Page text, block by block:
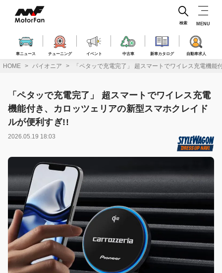
ス
車ニュース チューニング イベント 中古車 新車カタログ 自動車求人
検索 MENU
HOME パイオニア 「ペタッで充電完了」 超スマートでワイレス充電機
「ペタッで充電完了」 超スマートでワイレス充電
機能付き、カロッツェリアの新型スマホクレイド
ルが便利すぎ!!
2026.05.19 18:03